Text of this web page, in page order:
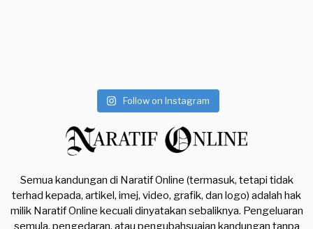
Follow on Instagram
Semua kandungan di Naratif Online (termasuk, tetapi tidak
terhad kepada, artikel, imej, video, grafik, dan logo) adalah hak
milik Naratif Online kecuali dinyatakan sebaliknya. Pengeluaran
semula, pengedaran, atau pengubahsuaian kandungan tanpa